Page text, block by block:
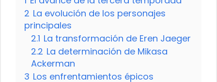
2 La evolución de los personajes
principales
2.1 La transformación de Eren Jaeger
2.2 La determinación de Mikasa
Ackerman
3 Los enfrentamientos épicos